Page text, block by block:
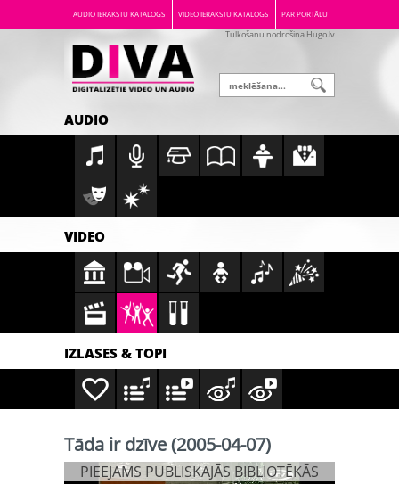
AUDIO IERAKSTU KATALOGS VIDEO IERAKSTU KATALOGS PAR PORTĀLU
Tulkošanu nodrošina Hugo.lv
AUDIO
VIDEO
IZLASES & TOPI
Tāda ir dzīve (2005-04-07)
PIEEJAMS PUBLISKAJĀS BIBLIOTĒKĀS